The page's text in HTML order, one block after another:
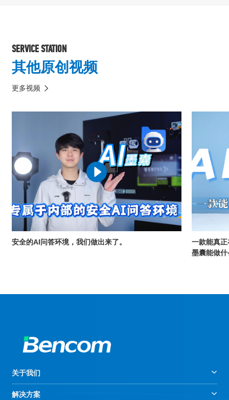
SERVICE STATION
其他原创视频
更多视频
安全的AI问答环境，我们做出来了。
一款能真
墨囊能做什
关于我们
解决方案